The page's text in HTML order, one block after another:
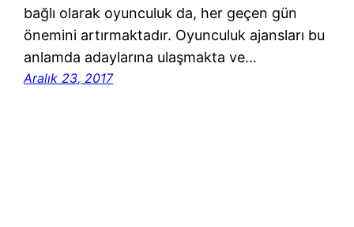
bağlı olarak oyunculuk da, her geçen gün
önemini artırmaktadır. Oyunculuk ajansları bu
anlamda adaylarına ulaşmakta ve…
Aralık 23, 2017